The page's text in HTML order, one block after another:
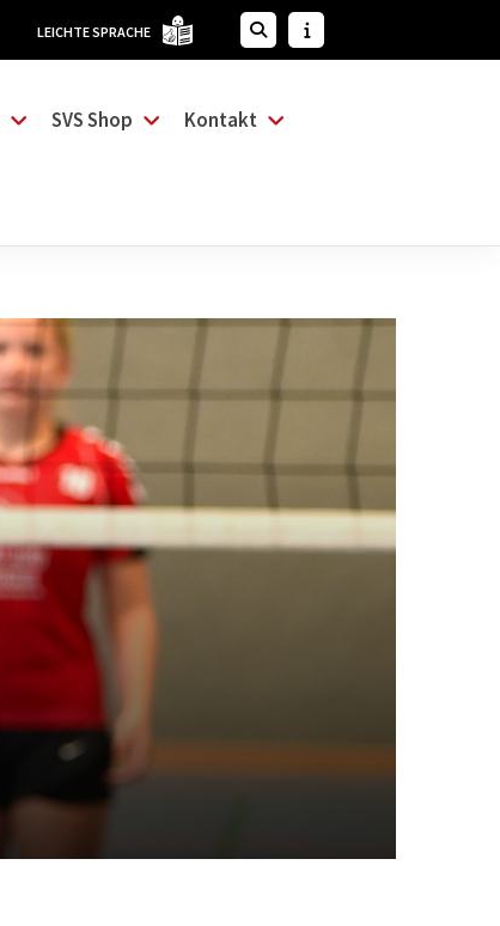
LEICHTE SPRACHE
SVS Shop Kontakt